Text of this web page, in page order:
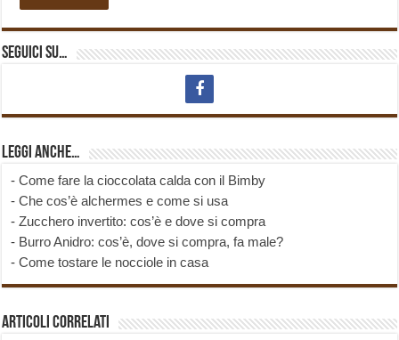
Seguici su…
Leggi anche…
-Come fare la cioccolata calda con il Bimby
-Che cos’è alchermes e come si usa
-Zucchero invertito: cos’è e dove si compra
- Burro Anidro: cos’è, dove si compra, fa male?
-Come tostare le nocciole in casa
Articoli correlati